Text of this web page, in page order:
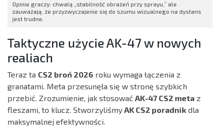
Opinie graczy: chwalą „stabilność obrażeń przy sprayu,” ale
zauważają, że przyzwyczajenie się do szumu wizualnego na dystans
jest trudne.
Taktyczne użycie AK-47 w nowych
realiach
Teraz ta CS2 broń 2026 roku wymaga łączenia z
granatami. Meta przesunęła się w stronę szybkich
przebić. Zrozumienie, jak stosować AK-47 CS2 meta z
fleszami, to klucz. Stworzyliśmy AK CS2 poradnik dla
maksymalnej efektywności.